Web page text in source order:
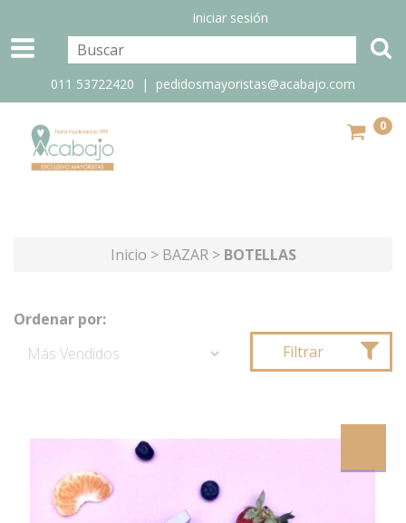
Iniciar sesión
011 53722420 | pedidosmayoristas@acabajo.com
0
Inicio > BAZAR > BOTELLAS
Ordenar por:
Filtrar